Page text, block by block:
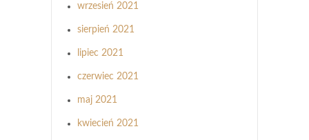
wrzesień 2021
sierpień 2021
lipiec 2021
czerwiec 2021
maj 2021
kwiecień 2021